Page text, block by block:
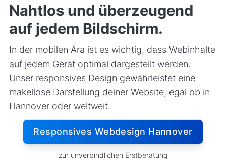
Nahtlos und überzeugend
auf jedem Bildschirm.
In der mobilen Ära ist es wichtig, dass Webinhalte
auf jedem Gerät optimal dargestellt werden.
Unser responsives Design gewährleistet eine
makellose Darstellung deiner Website, egal ob in
Hannover oder weltweit.
Responsives Webdesign Hannover
zur unverbindlichen Erstberatung